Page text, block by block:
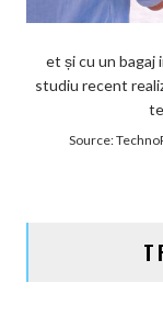
et și cu un bagaj
studiu recent
Source: